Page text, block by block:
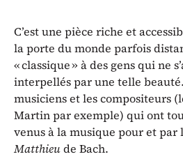
C’est une pièce riche et
la porte du monde parfois
« classique » à des gens qui ne
interpellés par une telle
musiciens et les compositeurs
Martin par exemple) qui ont
venus à la musique pour et par
Matthieude Bach.